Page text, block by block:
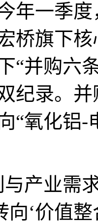
年一季
桥旗下
“并购六
纪录。
“氧化铝-
业需求
向‘价值